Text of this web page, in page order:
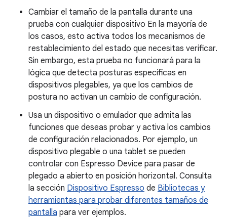
Cambiar el tamaño de la pantalla durante una
prueba con cualquier dispositivo En la mayoría de
los casos, esto activa todos los mecanismos de
restablecimiento del estado que necesitas verificar.
Sin embargo, esta prueba no funcionará para la
lógica que detecta posturas específicas en
dispositivos plegables, ya que los cambios de
postura no activan un cambio de configuración.
Usa un dispositivo o emulador que admita las
funciones que deseas probar y activa los cambios
de configuración relacionados. Por ejemplo, un
dispositivo plegable o una tablet se pueden
controlar con Espresso Device para pasar de
plegado a abierto en posición horizontal. Consulta
la sección Dispositivo Espresso de Bibliotecas y
herramientas para probar diferentes tamaños de
pantalla para ver ejemplos.